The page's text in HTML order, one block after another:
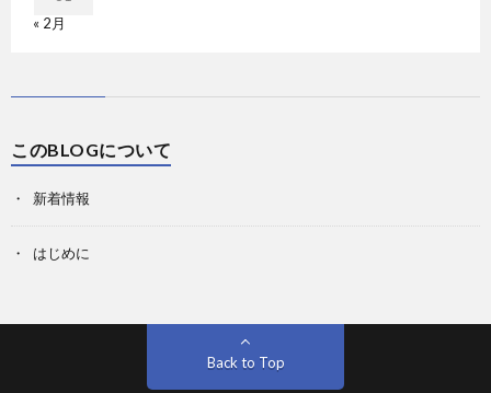
« 2月
このBLOGについて
新着情報
はじめに
Back to Top